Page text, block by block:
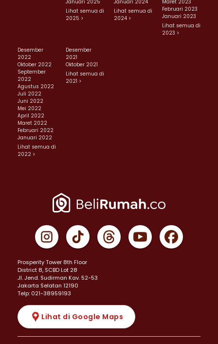
Januari 2025
Lihat semua di
2025 >
Januari 2024
Lihat semua di
2024 >
Maret 2023
Februari 2023
Januari 2023
Lihat semua di
2023 >
Desember
2022
Oktober 2022
September
2022
Agustus 2022
Juli 2022
Juni 2022
Mei 2022
April 2022
Maret 2022
Februari 2022
Januari 2022
Lihat semua di
2022 >
Desember
2021
Oktober 2021
Lihat semua di
2021 >
Prosperity Tower 8th Floor
District 8, SCBD Lot 28
JI. Jend. Sudirman Kav. 52-53
Jakarta Selatan 12190
Telp: 021-38959193
Lihat di Google Maps